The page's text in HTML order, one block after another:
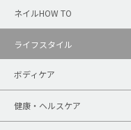
ネイルHOW TO
ライフスタイル
ボディケア
健康・ヘルスケア